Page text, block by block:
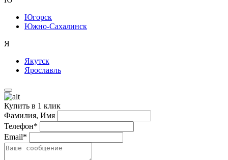
Югорск
Южно-Сахалинск
Я
Якутск
Ярославль
Купить в 1 клик
Фамилия, Имя
Телефон*
Email*